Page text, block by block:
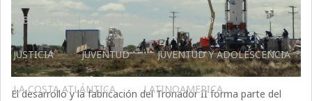
JUBILACIONES Y PENSIONES JUBILADOS JUEGOS
JUSTICIA JUVENTUD JUVENTUD Y ADOLESCENCIA
LA COSTA ATLÁNTICA LATINOAMERICA
El desarrollo y la fabricación del Tronador II forma parte del